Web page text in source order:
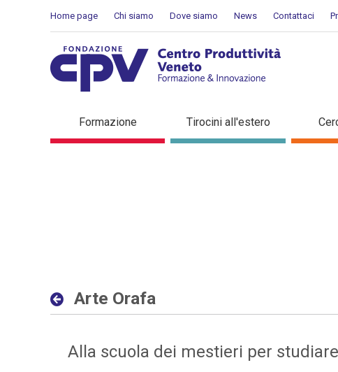
Home page Chi siamo Dove siamo News Contattaci
Arte Orafa - Dettaglio in
Formazione Tirocini all'estero
Arte Orafa
Alla scuola dei mestieri per